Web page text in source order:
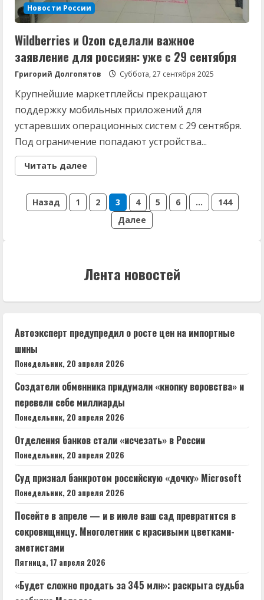
Новости России
Wildberries и Ozon сделали важное
заявление для россиян: уже с 29 сентября
Григорий Долгопятов Суббота, 27 сентября 2025
Крупнейшие маркетплейсы прекращают
поддержку мобильных приложений для
устаревших операционных систем с 29 сентября.
Под ограничение попадают устройства...
Читать далее
more
и
Ozon
сделали
важное
заявление
29
сентября
Пагинация
Назад 1 2 3 4 5 6 …
144
Далее
Лента новостей
Автоэксперт предупредил о росте цен на импортные
шины
Понедельник, 20 апреля 2026
Создатели обменника придумали «кнопку воровства» и
перевели себе миллиарды
Понедельник, 20 апреля 2026
Отделения банков стали «исчезать» в России
Понедельник, 20 апреля 2026
Суд признал банкротом российскую «дочку» Microsoft
Понедельник, 20 апреля 2026
Посейте в апреле — и в июле ваш сад превратится в
сокровищницу. Многолетник с красивыми цветками-
аметистами
Пятница, 17 апреля 2026
«Будет сложно продать за 345 млн»: раскрыта судьба